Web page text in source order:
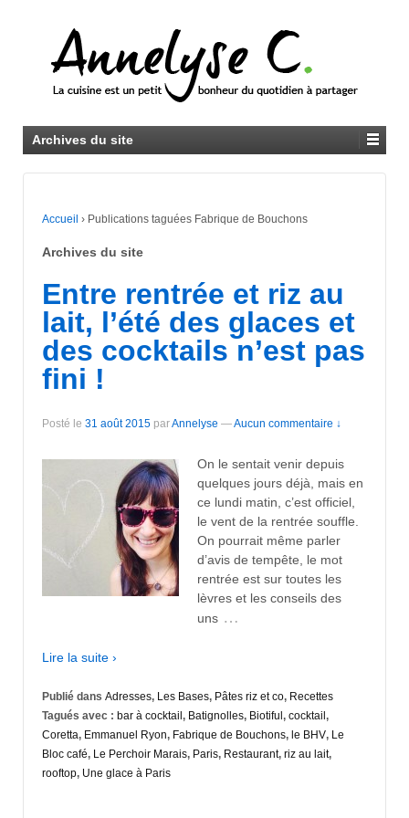
Archives du site
Accueil › Publications taguées Fabrique de Bouchons
Archives du site
Entre rentrée et riz au
lait, l’été des glaces et
des cocktails n’est pas
fini !
Posté le 31 août 2015 parAnnelyse —Aucun commentaire ↓
On le sentait venir depuis
quelques jours déjà, mais en
ce lundi matin, c’est officiel,
le vent de la rentrée souffle.
On pourrait même parler
d’avis de tempête, le mot
rentrée est sur toutes les
lèvres et les conseils des
uns …
Lire la suite ›
Publié dans Adresses, Les Bases, Pâtes riz et co, Recettes
Tagués avec : bar à cocktail , Batignolles, Biotiful , cocktail ,
Coretta, Emmanuel Ryon, Fabrique de Bouchons, le BHV, Le
Bloc café, Le Perchoir Marais, Paris, Restaurant, riz au lait,
rooftop, Une glace à Paris